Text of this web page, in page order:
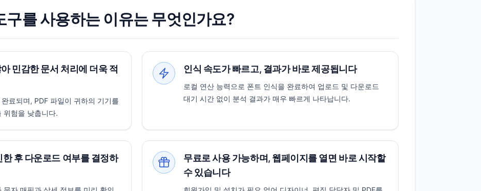
구를 사용하는 이유는 무엇인가요?
민감한 문서 처리에 더욱 적
료되며, PDF 파일이 귀하의 기기를
위험을 낮춥니다.
인식 속도가 빠르고, 결과가 바로 제공됩니다
로컬 연산 능력으로 폰트 인식을 완료하여 업로드 및 다운로드
대기 시간 없이 분석 결과가 매우 빠르게 나타납니다.
후 다운로드 여부를 결정하
무료로 사용 가능하며, 웹페이지를 열면 바로 시작할
수 있습니다